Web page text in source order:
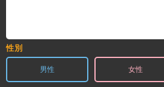
性別
男性 女性